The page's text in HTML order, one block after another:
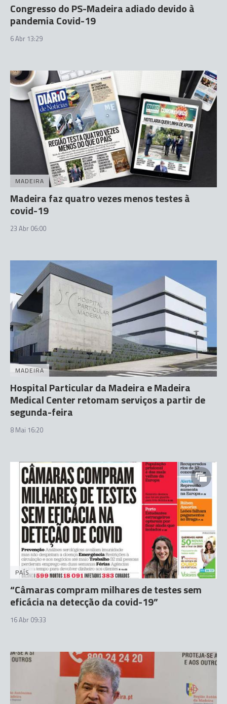
Congresso do PS-Madeira adiado devido à
pandemia Covid-19
6 Abr 13:29
MADEIRA
Madeira faz quatro vezes menos testes à
covid-19
23 Abr 06:00
MADEIRA
Hospital Particular da Madeira e Madeira
Medical Center retomam serviços a partir de
segunda-feira
8 Mai 16:20
PAÍS
“Câmaras compram milhares de testes sem
eficácia na detecção da covid-19”
16 Abr 09:33